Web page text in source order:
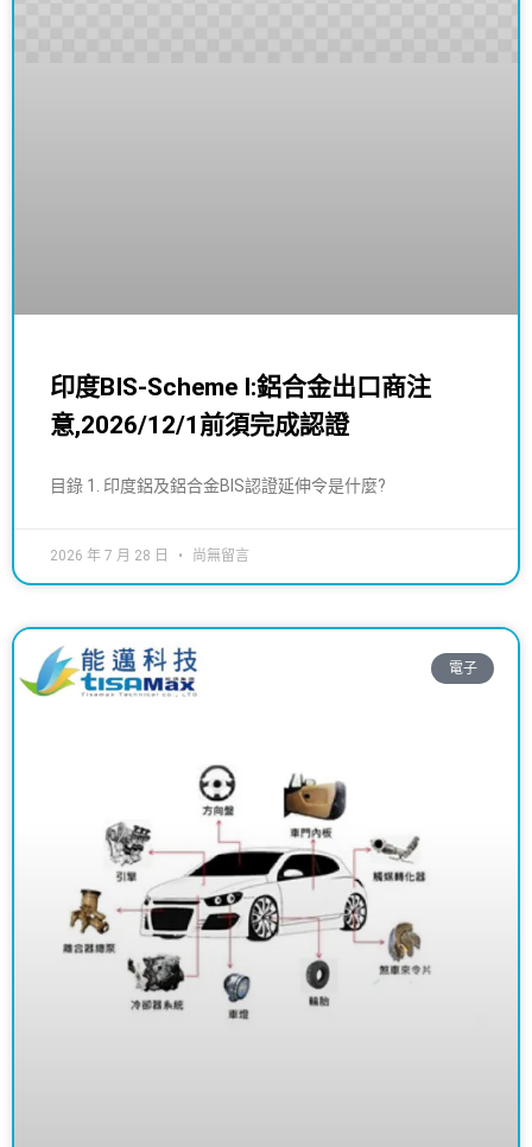
印度BIS-Scheme I:鋁合金出口商注
意,2026/12/1前須完成認證
目錄 1. 印度鋁及鋁合金BIS認證延伸令是什麼?
2026 年 7 月 28 日 尚無留言
電子